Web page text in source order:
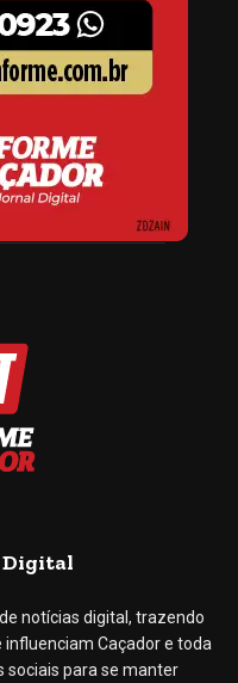
Digital
notícias digital, trazendo
Caçador e toda
sociais para se manter